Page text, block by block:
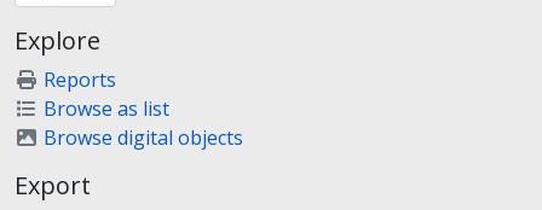
Explore
Reports
Browse as list
Browse digital objects
Export